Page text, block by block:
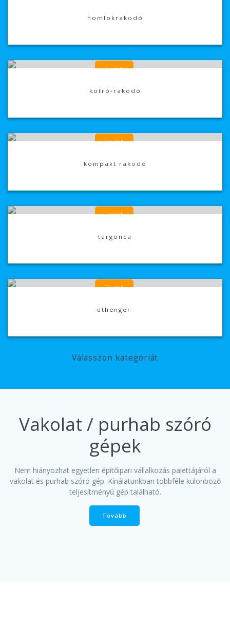
homlokrakodó
Tovább
kotró-rakodó
Tovább
kompakt rakodó
Tovább
targonca
Tovább
úthenger
Válasszon kategóriát
Vakolat / purhab szóró
gépek
Nem hiányozhat egyetlen építőipari vállalkozás palettájáról a
vakolat és purhab szóró gép. Kínálatunkban többféle különböző
teljesítményú gép található.
Tovább